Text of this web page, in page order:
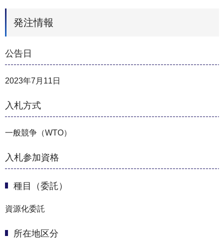
発注情報
公告日
2023年7月11日
入札方式
一般競争（WTO）
入札参加資格
種目（委託）
資源化委託
所在地区分